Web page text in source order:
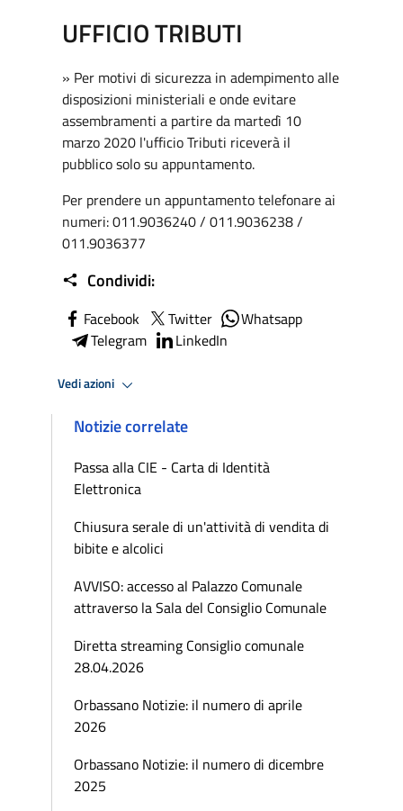
UFFICIO TRIBUTI
» Per motivi di sicurezza in adempimento alle
disposizioni ministeriali e onde evitare
assembramenti a partire da martedì 10
marzo 2020 l'ufficio Tributi riceverà il
pubblico solo su appuntamento.
Per prendere un appuntamento telefonare ai
numeri: 011.9036240 / 011.9036238 /
011.9036377
Condividi:
Facebook Twitter
Whatsapp
Telegram
LinkedIn
Vedi azioni
Notizie correlate
Passa alla CIE - Carta di Identità
Elettronica
Chiusura serale di un'attività di vendita di
bibite e alcolici
AVVISO: accesso al Palazzo Comunale
attraverso la Sala del Consiglio Comunale
Diretta streaming Consiglio comunale
28.04.2026
Orbassano Notizie: il numero di aprile
2026
Orbassano Notizie: il numero di dicembre
2025